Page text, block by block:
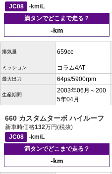
JC08
-km/L
満タンでどこまで走る？
-km
排気量 659cc
ミッション コラム4AT
最大出力 64ps/5900rpm
生産期間
2003年06月～200
5年04月
660 カスタムターボ ハイルーフ
新車時価格132万円(税抜)
JC08
-km/L
満タンでどこまで走る？
-km